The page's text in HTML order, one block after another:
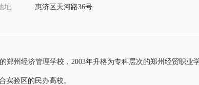
址 惠济区天河路36号
郑州经济管理学校，2003年升格为专科层次的郑州经贸职业
实验区的民办高校。